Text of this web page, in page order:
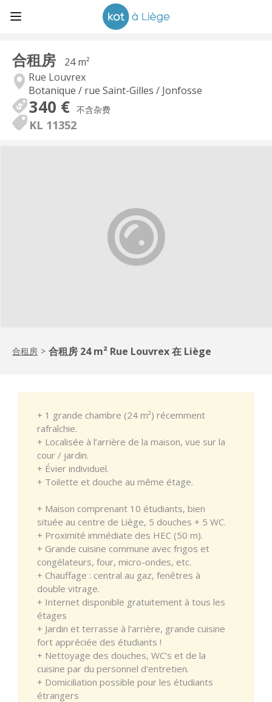
合租房
24 m²
Rue Louvrex
Botanique / rue Saint-Gilles / Jonfosse
340 € 不含杂费
KL 11352
合租房 > 合租房 24 m² Rue Louvrex 在 Liège
+ 1 grande chambre (24 m²) récemment
rafraîchie.
+ Localisée à l’arrière de la maison, vue sur la
cour / jardin.
+ Évier individuel.
+ Toilette et douche au même étage.
+ Maison comprenant 10 étudiants, bien
située au centre de Liège, 5 douches + 5 WC.
+ Proximité immédiate des HEC (50 m).
+ Grande cuisine commune avec frigos et
congélateurs, four, micro-ondes, etc.
+ Chauffage : central au gaz, fenêtres à
double vitrage.
+ Internet disponible gratuitement à tous les
étages
+ Jardin et terrasse à l'arrière, grande cuisine
fort appréciée des étudiants !
+ Nettoyage des douches, WC’s et de la
cuisine par du personnel d'entretien.
+ Domiciliation possible pour les étudiants
étrangers